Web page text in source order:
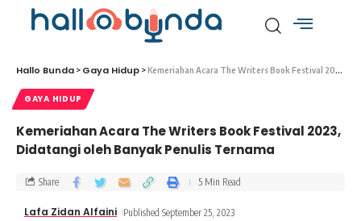
Hallo Bunda > Gaya Hidup >Kemeriahan Acara The Writers Book Festival 2023, Didatangi oleh Banyak Penulis Ternama
GAYA HIDUP
Kemeriahan Acara The Writers Book Festival 2023,
Didatangi oleh Banyak Penulis Ternama
Lafa Zidan Alfaini Published September 25, 2023
Share 5 Min Read